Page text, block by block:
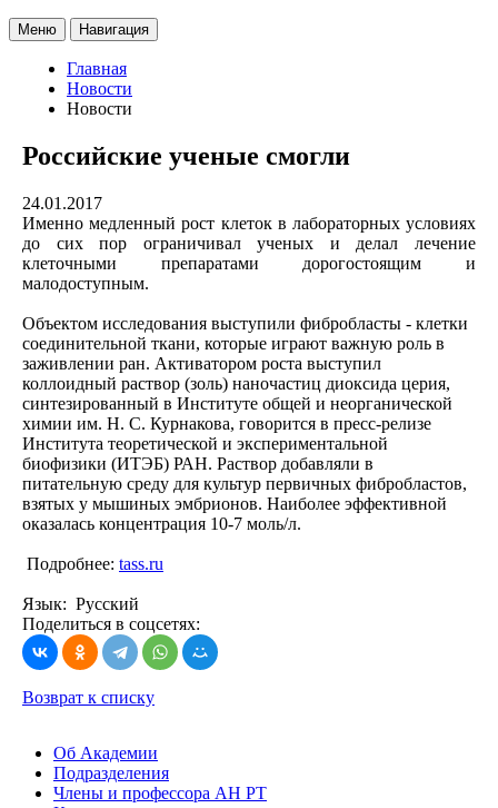
Меню Навигация
Главная
Новости
Новости
Российские ученые смогли
24.01.2017
Именно медленный рост клеток в лабораторных условиях
до сих пор ограничивал ученых и делал лечение
клеточными препаратами дорогостоящим и
малодоступным.
Объектом исследования выступили фибробласты - клетки
соединительной ткани, которые играют важную роль в
заживлении ран. Активатором роста выступил
коллоидный раствор (золь) наночастиц диоксида церия,
синтезированный в Институте общей и неорганической
химии им. Н. С. Курнакова, говорится в пресс-релизе
Института теоретической и экспериментальной
биофизики (ИТЭБ) РАН. Раствор добавляли в
питательную среду для культур первичных фибробластов,
взятых у мышиных эмбрионов. Наиболее эффективной
оказалась концентрация 10-7 моль/л.
Подробнее: tass.ru
Язык: Русский
Поделиться в соцсетях:
Возврат к списку
Об Академии
Подразделения
Члены и профессора АН РТ